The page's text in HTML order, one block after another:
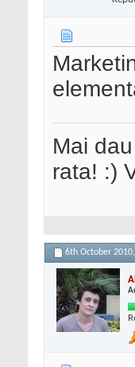
Mai
rata! :)
6th October 2010,